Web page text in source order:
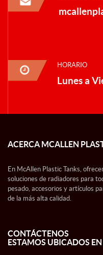
HORARIO
Lunes a
ACERCA MCALLEN
En McAllen Plastic Tanks,
soluciones de radiadores para
pesado, accesorios y artículos
de la más alta calidad.
CONTÁCTENOS
ESTAMOS UBICADOS